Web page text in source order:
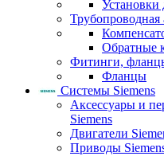
Установки
Трубопроводная
Обратные
Фитинги,
Фланцы
Системы Siemens
Аксессуары и
Siemens
Двигатели
Приводы